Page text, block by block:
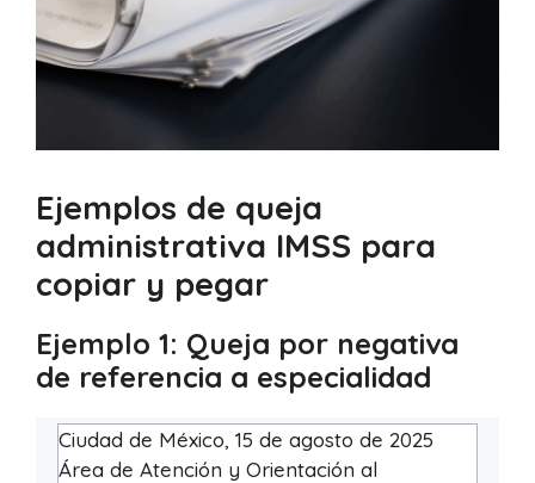
Ejemplos de queja
administrativa IMSS para
copiar y pegar
Ejemplo 1: Queja por negativa
de referencia a especialidad
Ciudad de México, 15 de agosto de 2025
Área de Atención y Orientación al